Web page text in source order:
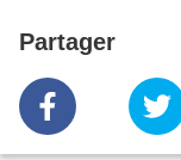
Partager